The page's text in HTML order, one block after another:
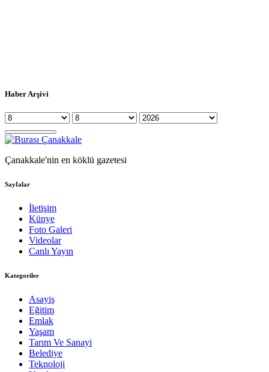
Haber Arşivi
Çanakkale'nin en köklü gazetesi
Sayfalar
İletişim
Künye
Foto Galeri
Videolar
Canlı Yayın
Kategoriler
Asayiş
Eğitim
Emlak
Yaşam
Tarım Ve Sanayi
Belediye
Teknoloji